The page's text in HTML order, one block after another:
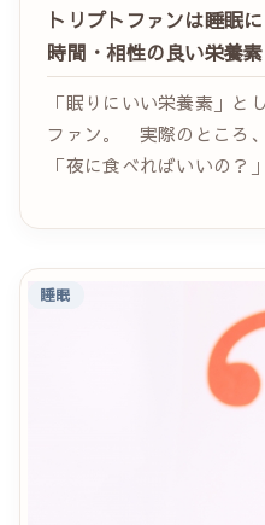
トリプトファンは睡眠
時間・相性の良い栄養
「眠りにいい栄養素」と
ファン。 実際のところ
「夜に食べればいいの？
夫？」と気になる方も
ァンは、体の中でセロト
睡眠